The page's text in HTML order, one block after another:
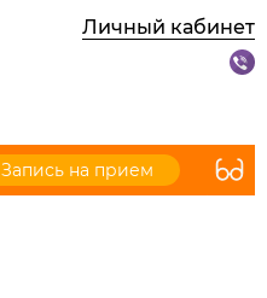
Личный кабинет
Запись на прием